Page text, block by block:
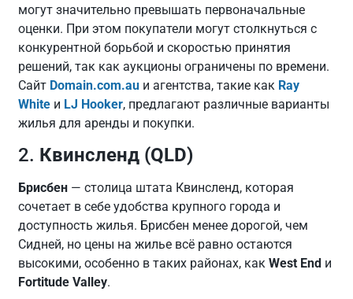
могут значительно превышать первоначальные
оценки. При этом покупатели могут столкнуться с
конкурентной борьбой и скоростью принятия
решений, так как аукционы ограничены по времени.
Сайт Domain.com.au и агентства, такие как Ray
White и LJ Hooker, предлагают различные варианты
жилья для аренды и покупки.
2. Квинсленд (QLD)
Брисбен — столица штата Квинсленд, которая
сочетает в себе удобства крупного города и
доступность жилья. Брисбен менее дорогой, чем
Сидней, но цены на жилье всё равно остаются
высокими, особенно в таких районах, какWest End и
Fortitude Valley.